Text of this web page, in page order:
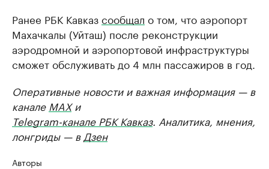
Ранее РБК Кавказсообщал о том, что аэропорт
Махачкалы (Уйташ) после реконструкции
аэродромной и аэропортовой инфраструктуры
сможет обслуживать до 4 млн пассажиров в год.
Оперативные новости и важная информация — в
канале MAXи
Telegram-канале РБК Кавказ. Аналитика, мнения,
лонгриды — в Дзен
Авторы